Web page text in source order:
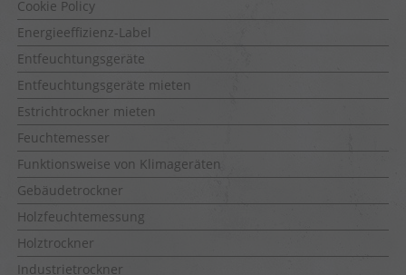
Cookie Policy
Energieeffizienz-Label
Entfeuchtungsgeräte
Entfeuchtungsgeräte mieten
Estrichtrockner mieten
Feuchtemesser
Funktionsweise von Klimageräten
Gebäudetrockner
Holzfeuchtemessung
Holztrockner
Industrietrockner